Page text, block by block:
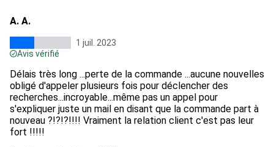
A. A.
1 juil. 2023
Avis vérifié
Délais très long ...perte de la commande ...aucune nouvelles
obligé d'appeler plusieurs fois pour déclencher des
recherches...incroyable...même pas un appel pour
s'expliquer juste un mail en disant que la commande part à
nouveau ?!?!?!!!! Vraiment la relation client c'est pas leur
fort !!!!!